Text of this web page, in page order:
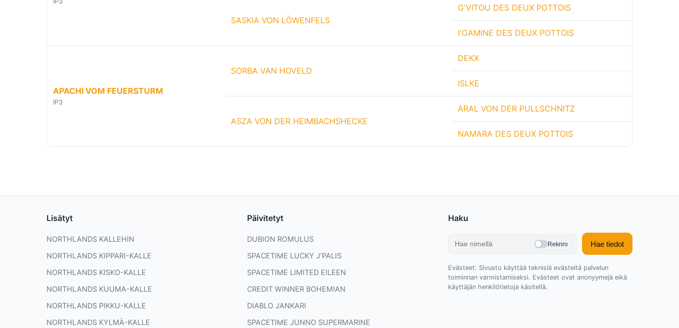
SASKIA VON LÖWENFELS
G'VITOU DES DEUX POTTOIS
I'GAMINE DES DEUX POTTOIS
APACHI VOM FEUERSTURM
IP3
SORBA VAN HOVELD
DEKX
ISLKE
ASZA VON DER HEIMBACHSHECKE
ARAL VON DER PULLSCHNITZ
NAMARA DES DEUX POTTOIS
Lisätyt
NORTHLANDS KALLEHIN
NORTHLANDS KIPPARI-KALLE
NORTHLANDS KISKO-KALLE
NORTHLANDS KUUMA-KALLE
NORTHLANDS PIKKU-KALLE
NORTHLANDS KYLMÄ-KALLE
Päivitetyt
DUBION ROMULUS
SPACETIME LUCKY J'PALIS
SPACETIME LIMITED EILEEN
CREDIT WINNER BOHEMIAN
DIABLO JANKARI
SPACETIME JUNNO SUPERMARINE
Haku
Reknro Hae tiedot
Evästeet: Sivusto käyttää teknisiä evästeitä palvelun
toiminnan varmistamiseksi. Evästeet ovat anonyymejä eikä
käyttäjän henkilötietoja käsitellä.